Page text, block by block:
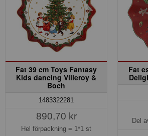
Fat 39 cm Toys Fantasy
Kids dancing Villeroy &
Boch
1483322281
890,70 kr
Hel förpackning = 1*1 st
Fat
Del